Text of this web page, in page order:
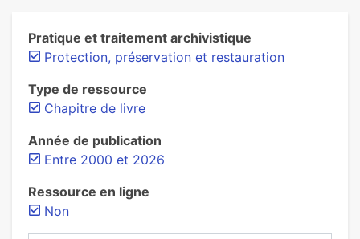
Pratique et traitement archivistique
Protection, préservation et restauration
Type de ressource
Chapitre de livre
Année de publication
Entre 2000 et 2026
Ressource en ligne
Non